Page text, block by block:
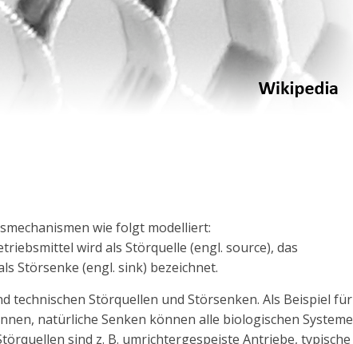
wie folgt modelliert:
wird als Störquelle (engl. source), das
Störsenke (engl. sink) bezeichnet.
technischen Störquellen und Störsenken. Als Beispiel für
natürliche Senken können alle biologischen Systeme
sind z. B. umrichtergespeiste Antriebe, typische